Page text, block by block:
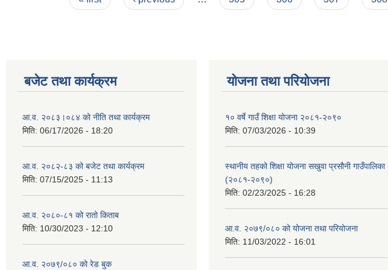
बजेट तथा कार्यक्रम
आ.व. २०८३।०८४ को नीति तथा कार्यक्रम
मिति: 06/17/2026 - 18:20
आ.व. २०८२-८३ को बजेट तथा कार्यक्रम
मिति: 07/15/2025 - 11:13
आ.व. २०८०-८१ को रातो किताब
मिति: 10/30/2023 - 12:10
आ.व. २०७९/०८० को रेड बुक
योजना तथा परियोजना
१० वर्षे गाउँ शिक्षा योजना २०८१-२०९०
मिति: 07/03/2026 - 10:39
स्थानीय तहको शिक्षा योजना सखुवा प्रसौनी गाउँपालिका
(२०८१-२०९०)
मिति: 02/23/2025 - 16:28
आ.व. २०७९/०८० को योजना तथा परियोजना
मिति: 11/03/2022 - 16:01